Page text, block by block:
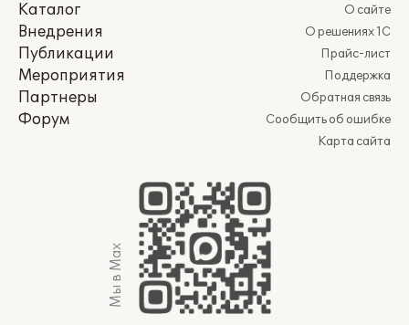
Каталог
Внедрения
Публикации
Мероприятия
Партнеры
Форум
О сайте
О решениях 1С
Прайс-лист
Поддержка
Обратная связь
Сообщить об ошибке
Карта сайта
Мы в Max